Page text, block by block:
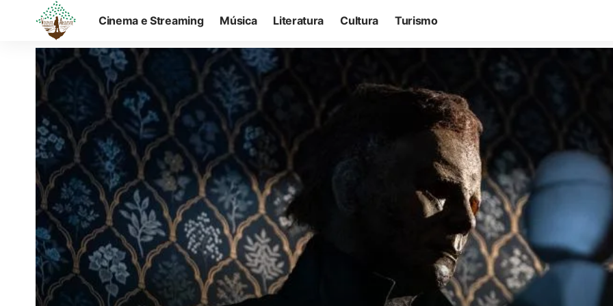
Cinema e Streaming Música Literatura Cultura Turismo